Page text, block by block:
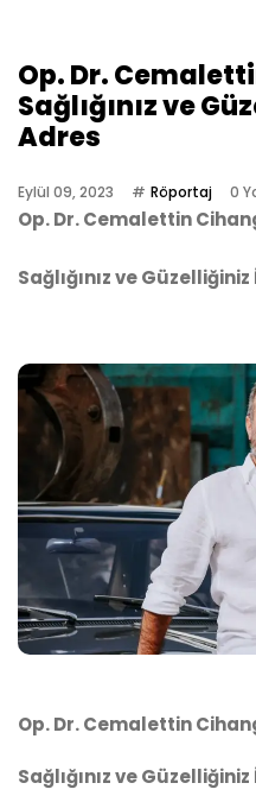
Op. Dr.
Sağlığınız ve
Adres
Eylül 09, 2023 Röportaj 0
Op. Dr. Cemalettin
Sağlığınız ve
Op. Dr. Cemalettin
Sağlığınız ve